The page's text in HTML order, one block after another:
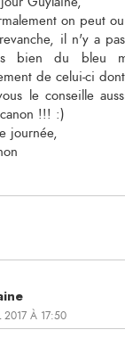
on peut
il n'y a
bien du bleu
de celui-ci
le conseille
!!! :)
journée,
2017 À 17:50